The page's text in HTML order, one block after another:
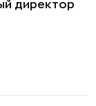
директор